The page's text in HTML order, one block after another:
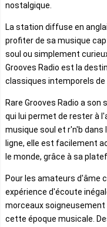
nostalgique.
La station diffuse en
profiter de sa musique
soul ou simplement
Grooves Radio est la
classiques intemporels de
Rare Grooves Radio a son
qui lui permet de rester à
musique soul et r'n'b dans
ligne, elle est facilement
le monde, grâce à sa
Pour les amateurs d'âme
expérience d'écoute
morceaux
cette époque musicale.